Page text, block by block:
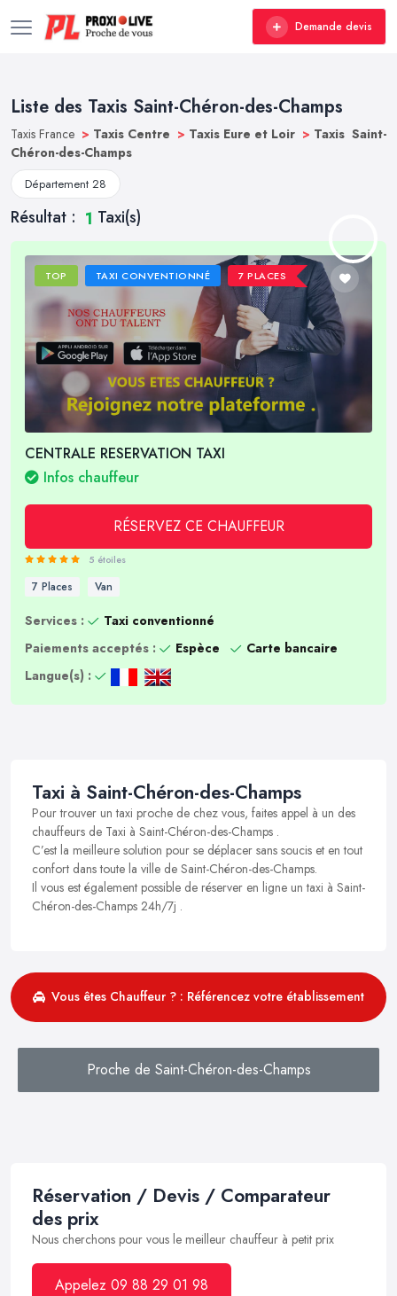
Demande devis
Liste des Taxis Saint-Chéron-des-Champs
Taxis France > Taxis Centre > Taxis Eure et Loir > Taxis Saint-
Chéron-des-Champs
Département 28
Résultat : 1 Taxi(s)
TOP TAXI CONVENTIONNÉ 7 PLACES
CENTRALE RESERVATION TAXI
Infos chauffeur
RÉSERVEZ CE CHAUFFEUR
5 étoiles
7 Places Van
Services :
Taxi conventionné
Paiements acceptés :
Espèce
Carte bancaire
Langue(s) :
Taxi à Saint-Chéron-des-Champs
Pour trouver un taxi proche de chez vous, faites appel à un des
chauffeurs de Taxi à Saint-Chéron-des-Champs .
C’est la meilleure solution pour se déplacer sans soucis et en tout
confort dans toute la ville de Saint-Chéron-des-Champs.
Il vous est également possible de réserver en ligne un taxi à Saint-
Chéron-des-Champs 24h/7j .
Vous êtes Chauffeur ? : Référencez votre établissement
Proche de Saint-Chéron-des-Champs
Réservation / Devis / Comparateur
des prix
Nous cherchons pour vous le meilleur chauffeur à petit prix
Appelez 09 88 29 01 98